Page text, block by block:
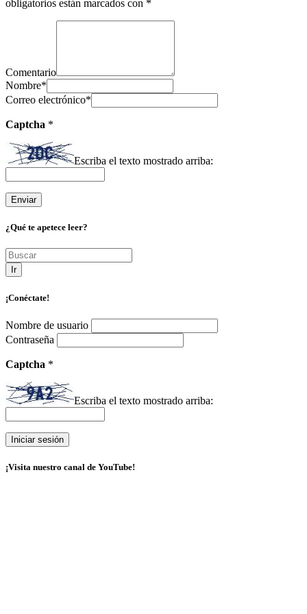
obligatorios están marcados con *
Comentario
Nombre*
Correo electrónico*
Captcha *
Escriba el texto mostrado arriba:
¿Qué te apetece leer?
Ir
¡Conéctate!
Nombre de usuario
Contraseña
Captcha *
Escriba el texto mostrado arriba:
¡Visita nuestro canal de YouTube!